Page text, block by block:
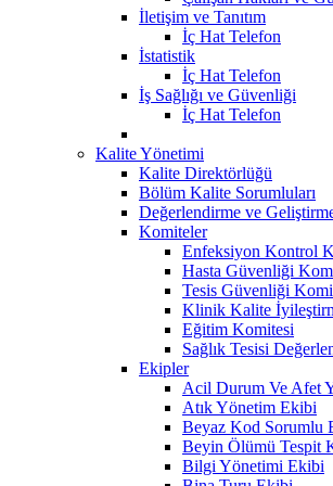
İletişim ve Tanıtım
İç Hat Telefon
İstatistik
İç Hat Telefon
İş Sağlığı ve Güvenliği
İç Hat Telefon
Kalite Yönetimi
Kalite Direktörlüğü
Bölüm Kalite Sorumluları
Değerlendirme ve
Komiteler
Enfeksiyon Kontrol
Hasta Güvenliği
Tesis Güvenliği
Klinik Kalite
Eğitim Komitesi
Sağlık Tesisi
Ekipler
Acil Durum Ve Afet
Atık Yönetim Ekibi
Beyaz Kod Sorumlu
Beyin Ölümü Tespit
Bilgi Yönetimi Ekibi